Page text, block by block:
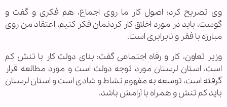
وی تصریح کرد: اصول کار ما روی اجماع، هم فکری و گفت و
گوست، باید در مورد اخلاق کار کردنمان فکر کنیم، اعتقاد من روی
مبارزه با فقر و نابرابری است.
وزیر تعاون، کار و رفاه اجتماعی گفت: بنای دولت کار با تنش کم
است، استان لرستان مورد توجه دولت است و مورد مطالعه قرار
گرفته است، توسعه به مفهوم نشاط و شادی است و استان لرستان
باید کم تنش و همراه با آرامش باشد.